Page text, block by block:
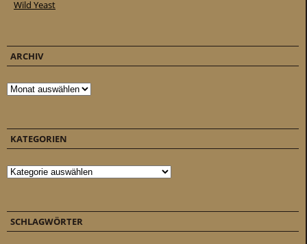
Wild Yeast
ARCHIV
Archiv
KATEGORIEN
Kategorien
SCHLAGWÖRTER